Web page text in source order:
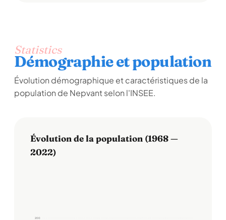
Statistics
Démographie et population
Évolution démographique et caractéristiques de la
population de Nepvant selon l'INSEE.
Évolution de la population (1968 —
2022)
200